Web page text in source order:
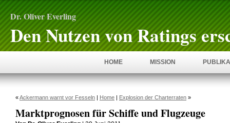
Dr. Oliver Everling
Den Nutzen von Ratings
HOME MISSION
«Ackermann warnt vor Fesseln | Home | Explosion der Charterraten »
Marktprognosen für Schiffe und Flugzeuge